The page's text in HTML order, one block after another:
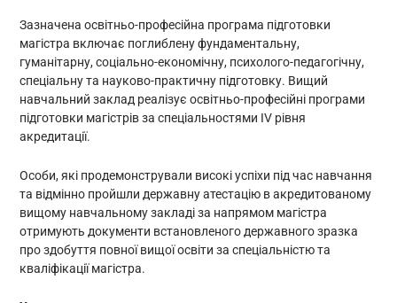
Зазначена освітньо-професійна програма підготовки
магістра включає поглиблену фундаментальну,
гуманітарну, соціально-економічну, психолого-педагогічну,
спеціальну та науково-практичну підготовку. Вищий
навчальний заклад реалізує освітньо-професійні програми
підготовки магістрів за спеціальностями IV рівня
акредитації.
Особи, які продемонстрували високі успіхи під час навчання
та відмінно пройшли державну атестацію в акредитованому
вищому навчальному закладі за напрямом магістра
отримують документи встановленого державного зразка
про здобуття повної вищої освіти за спеціальністю та
кваліфікації магістра.